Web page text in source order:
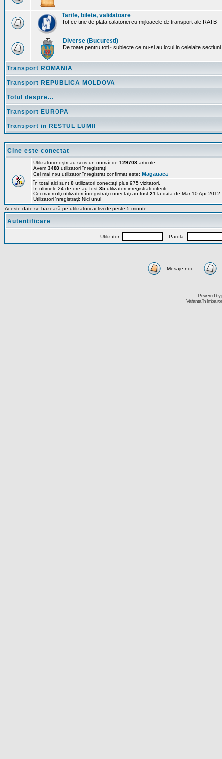
Tarife, bilete, validatoare
Tot ce tine de plata calatoriei cu mijloacele de transport ale RATB
Diverse (Bucuresti)
De toate pentru toti - subiecte ce nu-si au locul in celelalte
Transport ROMANIA
Transport REPUBLICA MOLDOVA
Totul despre...
Transport EUROPA
Transport in RESTUL LUMII
Cine este conectat
Utilizatorii noştri au scris un număr de 129708 articole
Avem 3488 utilizatori înregistraţi
Cel mai nou utilizator înregistrat confirmat este: Magauaca
În total aici sunt 0 utilizatori conectaţi plus 975 vizitatori.
In ultimele 24 de ore au fost 35 utilizatori inregistrati diferiti.
Cei mai mulţi utilizatori înregistraţi conectaţi au fost 21 la data de Mar 10 Apr 2012
Utilizatori înregistraţi: Nici unul
Aceste date se bazează pe utilizatorii activi de peste 5 minute
Autentificare
Utilizator: Parola:
Mesaje noi
Powered by
Varianta în limba